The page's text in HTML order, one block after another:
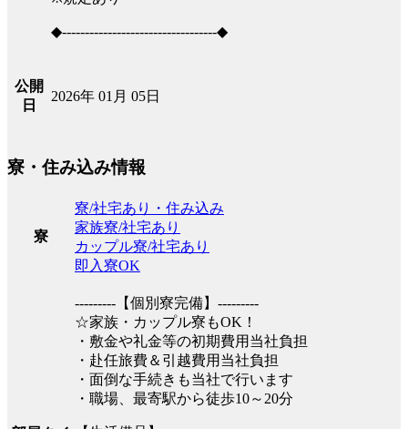
◆----------------------------------◆
公開
日
2026年 01月 05日
寮・住み込み情報
寮
寮/社宅あり・住み込み
家族寮/社宅あり
カップル寮/社宅あり
即入寮OK
---------【個別寮完備】---------
☆家族・カップル寮もOK！
・敷金や礼金等の初期費用当社負担
・赴任旅費＆引越費用当社負担
・面倒な手続きも当社で行います
・職場、最寄駅から徒歩10～20分